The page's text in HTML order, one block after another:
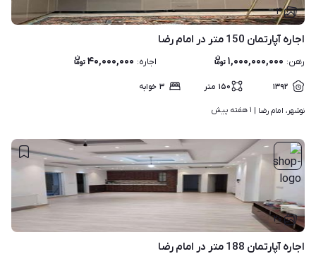
۴
اجاره آپارتمان 150 متر در امام رضا
رهن: ۱,۰۰۰,۰۰۰,۰۰۰ اجاره: ۴۰,۰۰۰,۰۰۰
۱۳۹۲ ۱۵۰ متر ۳ خوابه
نوشهر، امام رضا | ۱ هفته پیش
۲۰
اجاره آپارتمان 188 متر در امام رضا